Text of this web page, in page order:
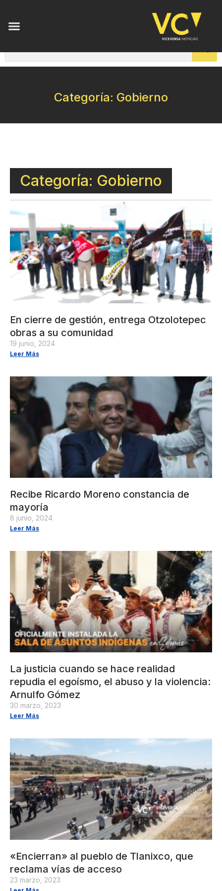
Categoría: Gobierno
Categoría: Gobierno
En cierre de gestión, entrega Otzolotepec
obras a su comunidad
19 junio, 2024
Leer Más
Recibe Ricardo Moreno constancia de
mayoría
8 junio, 2024
Leer Más
La justicia cuando se hace realidad
repudia el egoísmo, el abuso y la violencia:
Arnulfo Gómez
30 marzo, 2023
Leer Más
«Encierran» al pueblo de Tlanixco, que
reclama vías de acceso
23 marzo, 2023